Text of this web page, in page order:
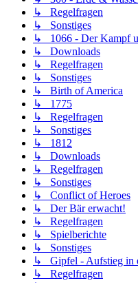
↳ Regelfragen
↳ Sonstiges
↳ 1066 - Der Kampf
↳ Downloads
↳ Regelfragen
↳ Sonstiges
↳ Birth of America
↳ 1775
↳ Regelfragen
↳ Sonstiges
↳ 1812
↳ Downloads
↳ Regelfragen
↳ Sonstiges
↳ Conflict of Heroes
↳ Der Bär erwacht!
↳ Regelfragen
↳ Spielberichte
↳ Sonstiges
↳ Gipfel - Aufstieg in
↳ Regelfragen